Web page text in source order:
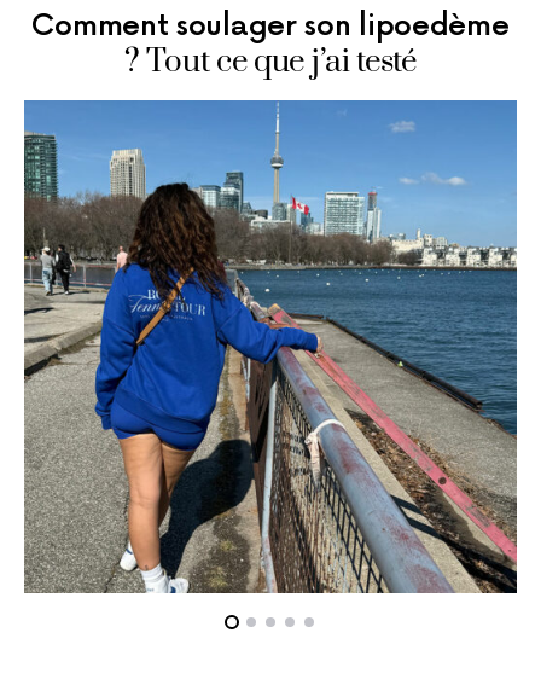
Comment soulager son lipoedème
? Tout ce que j’ai testé